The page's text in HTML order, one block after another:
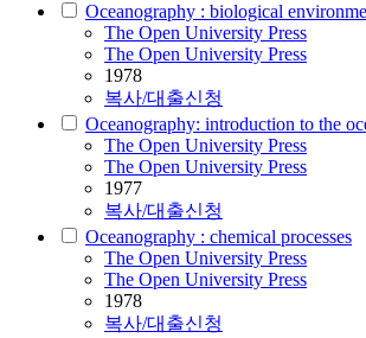
Oceanography : biological
The Open University Press
The Open University Press
1978
복사/대출신청
Oceanography: introduction to the
The Open University Press
The Open University Press
1977
복사/대출신청
Oceanography : chemical processes
The Open University Press
The Open University Press
1978
복사/대출신청